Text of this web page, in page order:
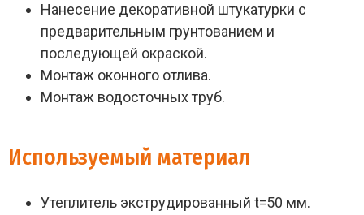
Нанесение декоративной штукатурки с
предварительным грунтованием и
последующей окраской.
Монтаж оконного отлива.
Монтаж водосточных труб.
Используемый материал
Утеплитель экструдированный t=50 мм.